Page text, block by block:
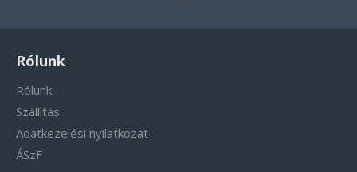
Rólunk
Rólunk
Szállítás
Adatkezelési nyilatkozat
ÁSzF